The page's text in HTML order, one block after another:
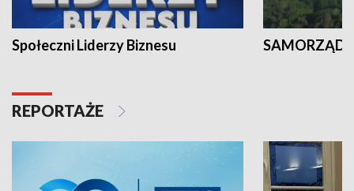
Społeczni Liderzy Biznesu SAMORZĄD
REPORTAŻE